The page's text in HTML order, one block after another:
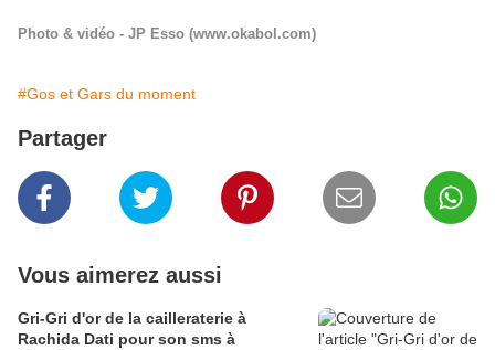
Photo & vidéo - JP Esso (www.okabol.com)
#Gos et Gars du moment
Partager
Vous aimerez aussi
Gri-Gri d'or de la cailleraterie à
Rachida Dati pour son sms à